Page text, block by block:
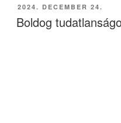
BEKÜLDVE:
2024. DECEMBER 24.
Boldog